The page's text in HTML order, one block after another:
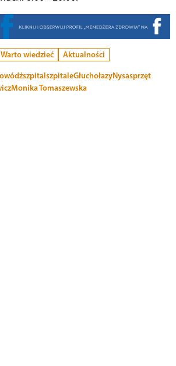
wiedzieć
Aktualności
szpitalszpitaleGłuchołazyNysasprzęt
Monika Tomaszewska